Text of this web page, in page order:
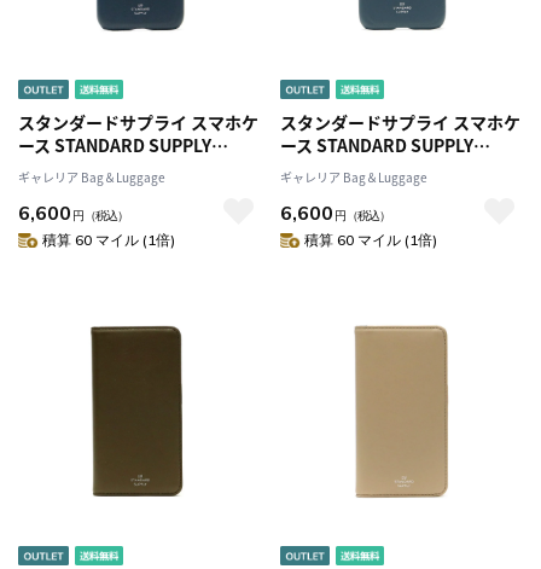
スタンダードサプライ スマホケ
ース STANDARD SUPPLY
iPhoneケース PAL iPhone 11
CASEスマホカバー 携帯ケース
iPhone11 ケース カバー 本革
カード収納 日本製 ブランド メ
ギャレリア Bag＆Luggage
6,600 円 （税込）
積算 60 マイル (1倍)
スタンダードサプライ スマホケ
ース STANDARD SUPPLY
iPhoneケース PAL iPhone 11
CASEスマホカバー 携帯ケース
iPhone11 ケース カバー 本革
カード収納 日本製 ブランド メ
ギャレリア Bag＆Luggage
6,600 円 （税込）
積算 60 マイル (1倍)